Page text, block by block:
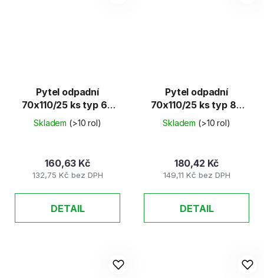
Pytel odpadní
70x110/25 ks typ 60
modrý
Skladem (>10 rol)
132,75 Kč bez DPH
160,63 Kč
DETAIL
Pytel odpadní
70x110/25 ks typ 80
černý
Skladem (>10 rol)
149,11 Kč bez DPH
180,42 Kč
DETAIL